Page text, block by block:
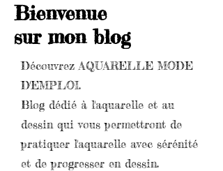
Bienvenue
sur mon blog
Découvrez AQUARELLE MODE
D'EMPLOI.
Blog dédié à l'aquarelle et au
dessin qui vous permettront de
pratiquer l'aquarelle avec sérénité
et de progresser en dessin.